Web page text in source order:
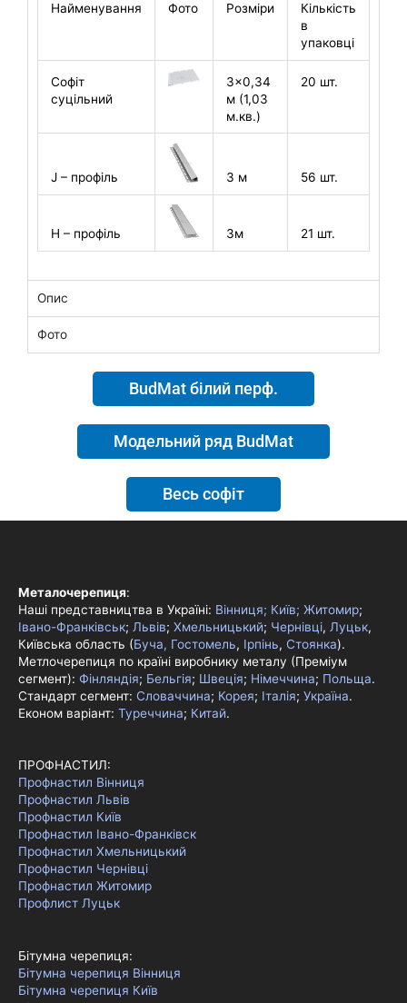
Найменування Фото Розміри
Кількість
в
упаковці
Софіт
суцільний
3×0,34
м (1,03
м.кв.)
20 шт.
J – профіль 3 м 56 шт.
H – профіль 3м 21 шт.
Опис
Фото
BudMat білий перф.
Модельний ряд BudMat
Весь софіт
Металочерепиця:
Наші представництва в Україні: Вінниця; Київ; Житомир;
Івано-Франківськ; Львів; Хмельницький; Чернівці, Луцьк,
Київська область (Буча, Гостомель, Ірпінь, Стоянка).
Метлочерепиця по країні виробнику металу (Преміум
сегмент): Фінляндія; Бельгія; Швеція; Німеччина; Польща.
Стандарт сегмент: Словаччина; Корея; Італія; Україна.
Економ варіант: Туреччина; Китай.
ПРОФНАСТИЛ:
Профнастил Вінниця
Профнастил Львів
Профнастил Київ
Профнастил Івано-Франківск
Профнастил Хмельницький
Профнастил Чернівці
Профнастил Житомир
Профлист Луцьк
Бітумна черепиця:
Бітумна черепиця Вінниця
Бітумна черепиця Київ